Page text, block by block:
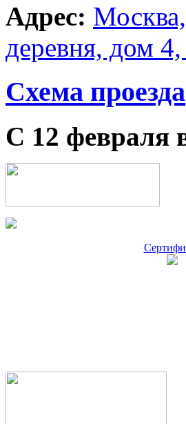
Адрес:
деревня, дом 4,
Схема проезда
С 12 февраля